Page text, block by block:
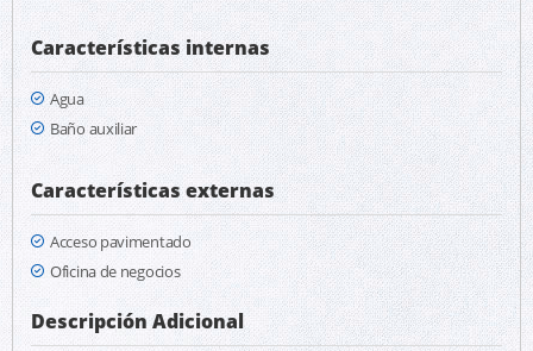
Características internas
Agua
Baño auxiliar
Características externas
Acceso pavimentado
Oficina de negocios
Descripción Adicional